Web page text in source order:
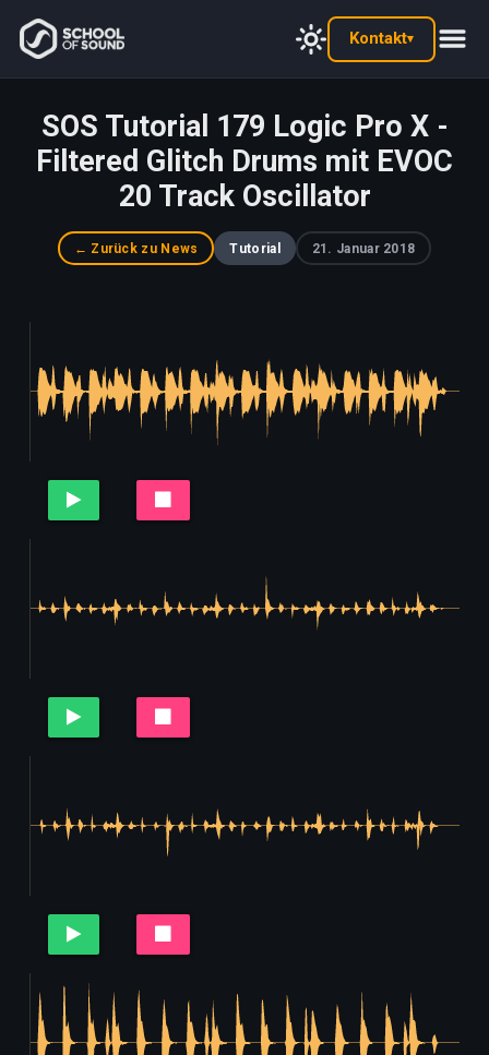
Kontakt▾
SOS Tutorial 179 Logic Pro X -
Filtered Glitch Drums mit EVOC
20 Track Oscillator
← Zurück zu News Tutorial 21. Januar 2018